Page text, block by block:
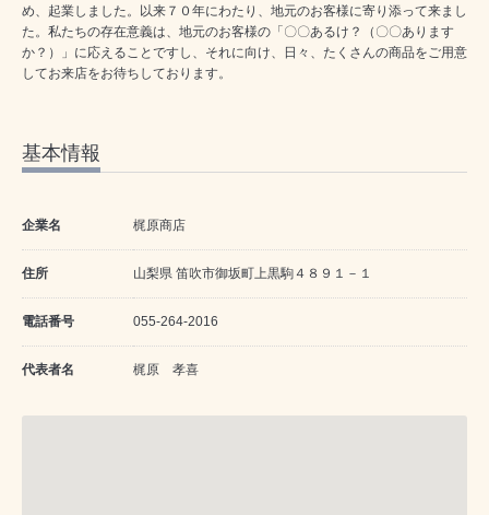
め、起業しました。以来７０年にわたり、地元のお客様に寄り添って来まし
た。私たちの存在意義は、地元のお客様の「〇〇あるけ？（〇〇あります
か？）」に応えることですし、それに向け、日々、たくさんの商品をご用意
してお来店をお待ちしております。
基本情報
企業名 梶原商店
住所 山梨県 笛吹市御坂町上黒駒４８９１－１
電話番号 055-264-2016
代表者名 梶原 孝喜